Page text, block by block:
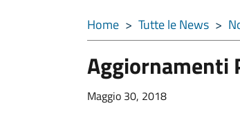
Home > Tutte le News >
Aggiornamenti
Maggio 30, 2018